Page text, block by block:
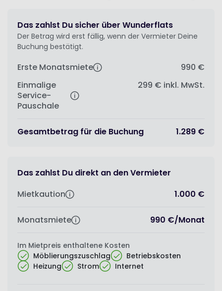
Das zahlst Du sicher über Wunderflats
Der Betrag wird erst fällig, wenn der Vermieter Deine
Buchung bestätigt.
Erste Monatsmiete
990 €
Einmalige
Service-
Pauschale
299 € inkl. MwSt.
Gesamtbetrag für die Buchung 1.289 €
Das zahlst Du direkt an den Vermieter
Mietkaution
1.000 €
Monatsmiete 990 €/Monat
Im Mietpreis enthaltene Kosten
Möblierungszuschlag
Betriebskosten
Heizung
Strom Internet